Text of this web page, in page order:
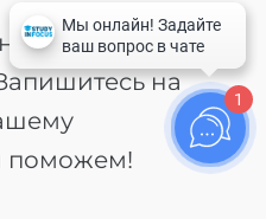
помощь в
на
поможем!
1